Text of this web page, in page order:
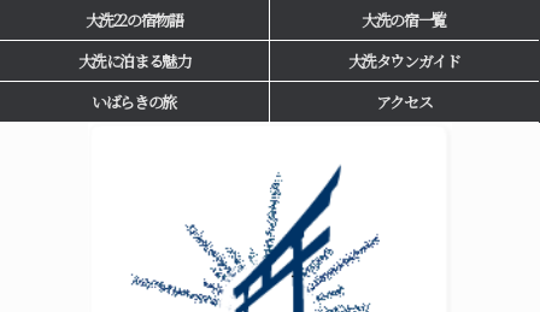
大洗22の宿物語
大洗の宿一覧
大洗に泊まる魅力
大洗タウンガイド
いばらきの旅
アクセス